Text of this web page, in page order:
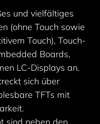
und vielfältiges
(ohne Touch sowie
Touch), Touch-
Boards,
LC-Displays an.
sich über
TFTs mit
sind neben den